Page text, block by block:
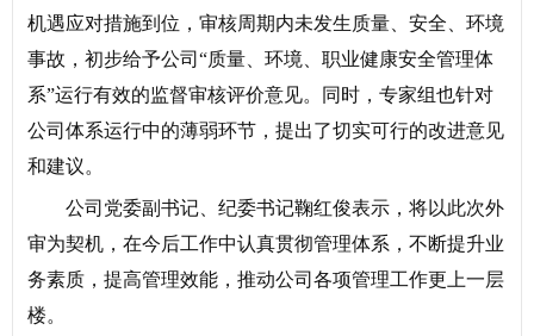
机遇应对措施到位，审核周期内未发生质量、安全、环境
事故，初步给予公司“质量、环境、职业健康安全管理体
系”运行有效的监督审核评价意见。同时，专家组也针对
公司体系运行中的薄弱环节，提出了切实可行的改进意见
和建议。
公司党委副书记、纪委书记鞠红俊表示，将以此次外
审为契机，在今后工作中认真贯彻管理体系，不断提升业
务素质，提高管理效能，推动公司各项管理工作更上一层
楼。